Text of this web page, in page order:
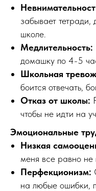
забывает
школе.
Медлительность:
домашку по 4-5
Школьная
боится отвечать,
Отказ от школы:
чтобы не идти на
Эмоциональные
Низкая
меня все равно не
Перфекционизм:
на любые ошибки,